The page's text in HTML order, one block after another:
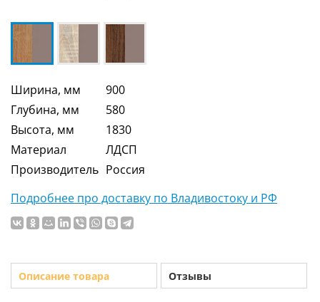
Ширина, мм
900
Глубина, мм
580
Высота, мм
1830
Материал
ЛДСП
Производитель Россия
Подробнее про доставку по Владивостоку и РФ
Описание товара Отзывы